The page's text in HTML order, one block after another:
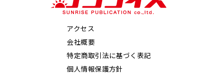
アクセス
会社概要
特定商取引法に基づく表記
個人情報保護方針